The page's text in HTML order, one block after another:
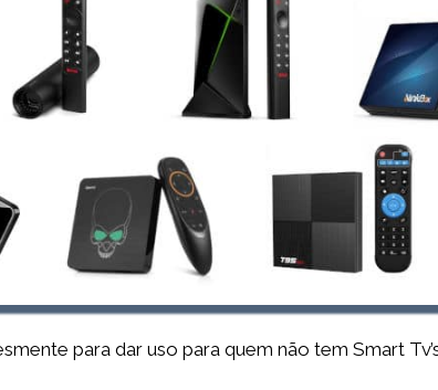
para dar uso para quem não tem Smart